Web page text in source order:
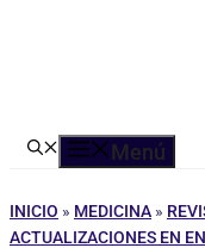
Menú
INICIO » MEDICINA »
ACTUALIZACIONES EN